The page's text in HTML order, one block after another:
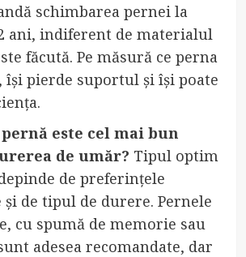
schimbarea pernei la
ani, indiferent de materialul
făcută. Pe măsură ce perna
își pierde suportul și își poate
este cel mai bun
de umăr? Tipul optim
de preferințele
și de tipul de durere. Pernele
cu spumă de memorie sau
adesea recomandate, dar